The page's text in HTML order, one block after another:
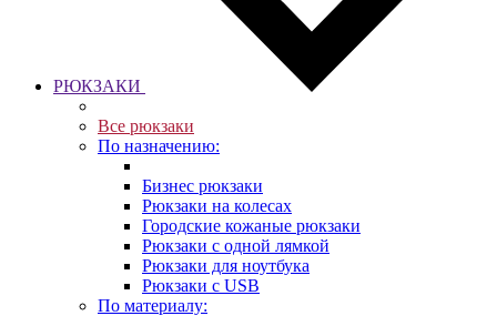
РЮКЗАКИ
Все рюкзаки
По назначению:
Бизнес рюкзаки
Рюкзаки на колесах
Городские кожаные рюкзаки
Рюкзаки с одной лямкой
Рюкзаки для ноутбука
Рюкзаки с USB
По материалу: